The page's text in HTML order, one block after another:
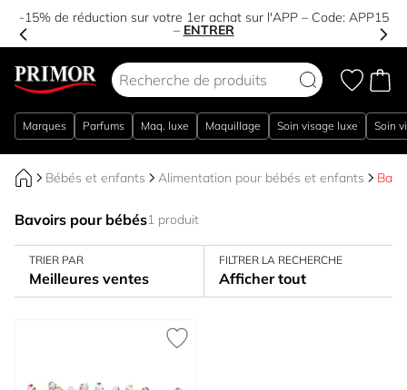
-15% de réduction sur votre 1er achat sur l'APP – Code: APP15
– ENTRER
Marques Parfums Maq. luxe Maquillage Soin visage luxe Soin
Bébés et enfants Alimentation pour bébés et enfants
Bavoirs pour bébés1 produit
TRIER PAR
Meilleures ventes
FILTRER LA RECHERCHE
Afficher tout